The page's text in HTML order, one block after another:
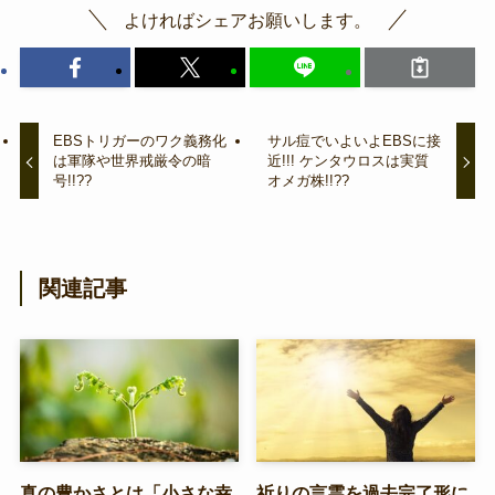
よければシェアお願いします。
EBSトリガーのワク義務化
は軍隊や世界戒厳令の暗
号!!??
サル痘でいよいよEBSに接
近!!! ケンタウロスは実質
オメガ株!!??
関連記事